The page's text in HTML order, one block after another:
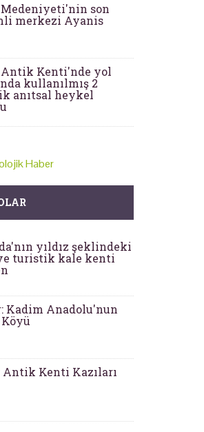
son
merkezi Ayanis
Antik Kenti'nde yol
kullanılmış 2
anıtsal heykel
yıldız şeklindeki
turistik kale kenti
Kadim Anadolu'nun
Antik Kenti Kazıları